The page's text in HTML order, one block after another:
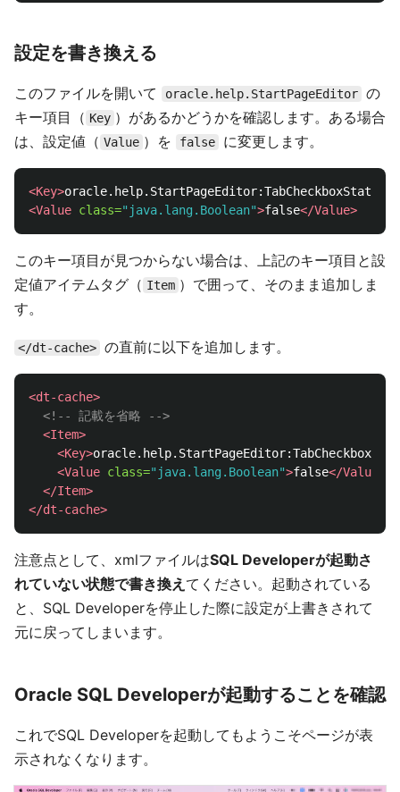
設定を書き換える
このファイルを開いて oracle.help.StartPageEditor の
キー項目（ Key ）があるかどうかを確認します。ある場合
は、設定値（ Value ）を false に変更します。
<Key>
<Value class="java.lang.Boolean">false</Value>
このキー項目が見つからない場合は、上記のキー項目と設
定値アイテムタグ（ Item ）で囲って、そのまま追加しま
す。
</dt-cache> の直前に以下を追加します。
<dt-cache>
<!-- 記載を省略 -->
<Item>
<Key>
<Value class="java.lang.Boolean">false</Value>
</Item>
</dt-cache>
注意点として、xmlファイルはSQL Developerが起動さ
れていない状態で書き換え てください。起動されている
と、SQL Developerを停止した際に設定が上書きされて
元に戻ってしまいます。
Oracle SQL Developerが起動することを確認
これでSQL Developerを起動してもようこそページが表
示されなくなります。